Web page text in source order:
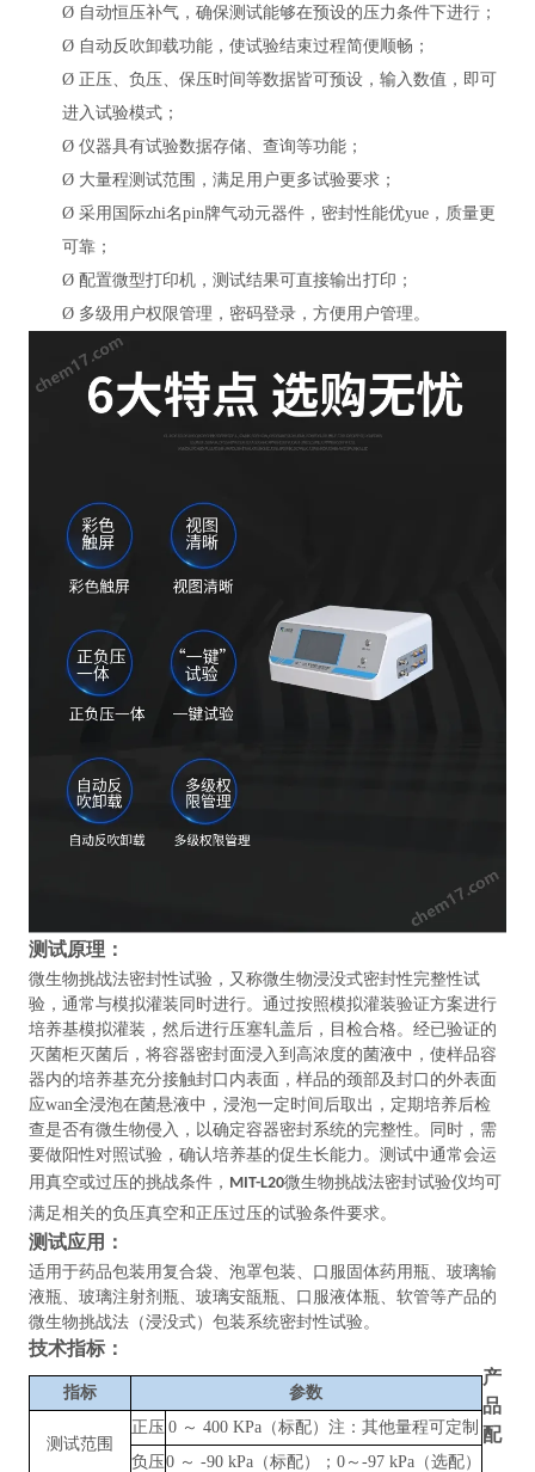
Ø 自动恒压补气，确保测试能够在预设的压力条件下进行；
Ø 自动反吹卸载功能，使试验结束过程简便顺畅；
Ø 正压、负压、保压时间等数据皆可预设，输入数值，即可
进入试验模式；
Ø 仪器具有试验数据存储、查询等功能；
Ø 大量程测试范围，满足用户更多试验要求；
Ø 采用国际zhi名pin牌气动元器件，密封性能优yue，质量更
可靠；
Ø 配置微型打印机，测试结果可直接输出打印；
Ø 多级用户权限管理，密码登录，方便用户管理。
测试原理：
微生物挑战法密封性试验，又称微生物浸没式密封性完整性试
验，通常与模拟灌装同时进行。通过按照模拟灌装验证方案进行
培养基模拟灌装，然后进行压塞轧盖后，目检合格。经已验证的
灭菌柜灭菌后，将容器密封面浸入到高浓度的菌液中，使样品容
器内的培养基充分接触封口内表面，样品的颈部及封口的外表面
应wan全浸泡在菌悬液中，浸泡一定时间后取出，定期培养后检
查是否有微生物侵入，以确定容器密封系统的完整性。同时，需
要做阳性对照试验，确认培养基的促生长能力。测试中通常会运
用真空或过压的挑战条件， MIT-L20微生物挑战法密封试验仪均可
满足相关的负压真空和正压过压的试验条件要求。
测试应用：
适用于药品包装用复合袋、泡罩包装、口服固体药用瓶、玻璃输
液瓶、玻璃注射剂瓶、玻璃安瓿瓶、口服液体瓶、软管等产品的
微生物挑战法（浸没式）包装系统密封性试验。
技术指标：
指标 参数
测试范围
正压 0 ～ 400 KPa（标配）注：其他量程可定制
负压0 ～ -90 kPa（标配）；0～-97 kPa（选配）
产
品
配